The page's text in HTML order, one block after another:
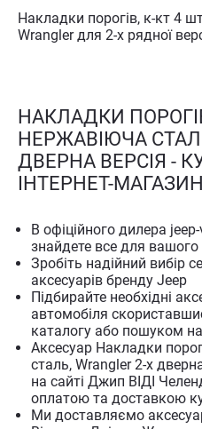
Накладки порогів, к-кт 4
Wrangler для 2-х рядної
НАКЛАДКИ
НЕРЖАВІЮЧА
ДВЕРНА ВЕРСІЯ -
ІНТЕРНЕТ-
В офіційного дилера
знайдете все для вашого
Зробіть надійний вибір
аксесуарів бренду Jeep
Підбирайте необхідні
автомобіля
каталогу або пошуком на
Аксесуар Накладки
сталь, Wrangler 2-х
на сайті Джип ВІДІ
оплатою та доставкою
Ми доставляємо